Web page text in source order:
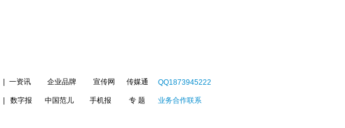
一资讯 企业品牌 宣传网 传媒通
数字报 中国范儿 手机报 专 题
QQ1873945222
业务合作联系